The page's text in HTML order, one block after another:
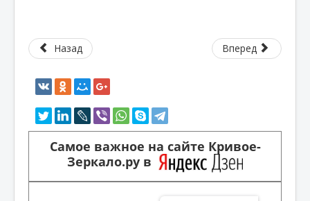
Назад Вперед
Самое важное на сайте Кривое-
Зеркало.ру в